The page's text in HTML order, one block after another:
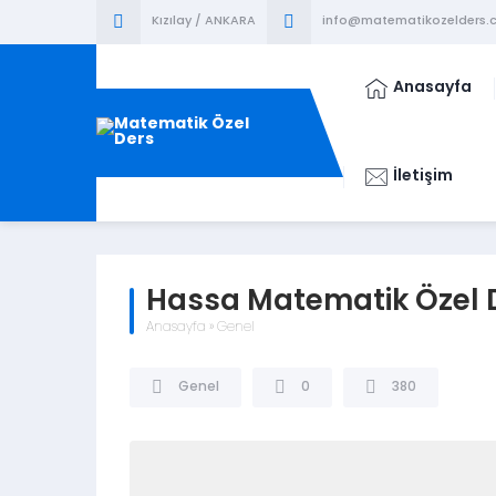
Kızılay / ANKARA
Anasayfa
İletişim
Hassa Matematik Özel
Anasayfa » Genel
Genel 0 380